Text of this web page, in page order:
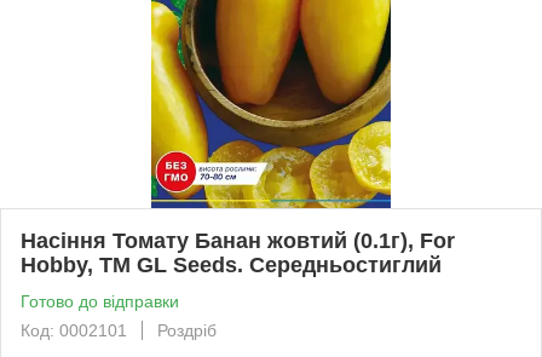
Насіння Томату Банан жовтий (0.1г), For
Hobby, TM GL Seeds. Середньостиглий
Готово до відправки
Код: 0002101
Роздріб